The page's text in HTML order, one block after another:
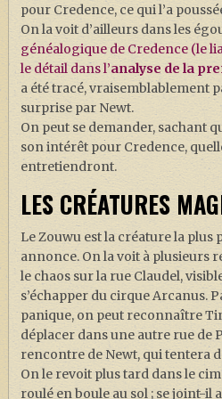
pour Credence, ce qui l’a
On la voit d’ailleurs dans les
généalogique de Credence (le
le détail dans l’analyse de la
a été tracé, vraisemblablement
surprise par Newt.
On peut se demander, sachant
son intérêt pour Credence,
entretiendront.
LES CRÉATURES
Le Zouwu est la créature la plus
annonce. On la voit à plusieurs
le chaos sur la rue Claudel,
s’échapper du cirque Arcanus.
panique, on peut reconnaître
déplacer dans une autre rue de
rencontre de Newt, qui tentera
On le revoit plus tard dans le
roulé en boule au sol ; se joint-il